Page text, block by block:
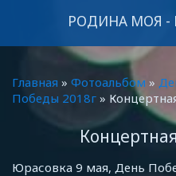
РОДИНА МОЯ -
Главная » Фотоальбом »
Победы 2018г »
Юрасовка 9 мая, День